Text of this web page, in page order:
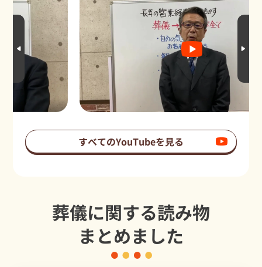
すべてのYouTubeを見る
葬儀に関する読み物
まとめました